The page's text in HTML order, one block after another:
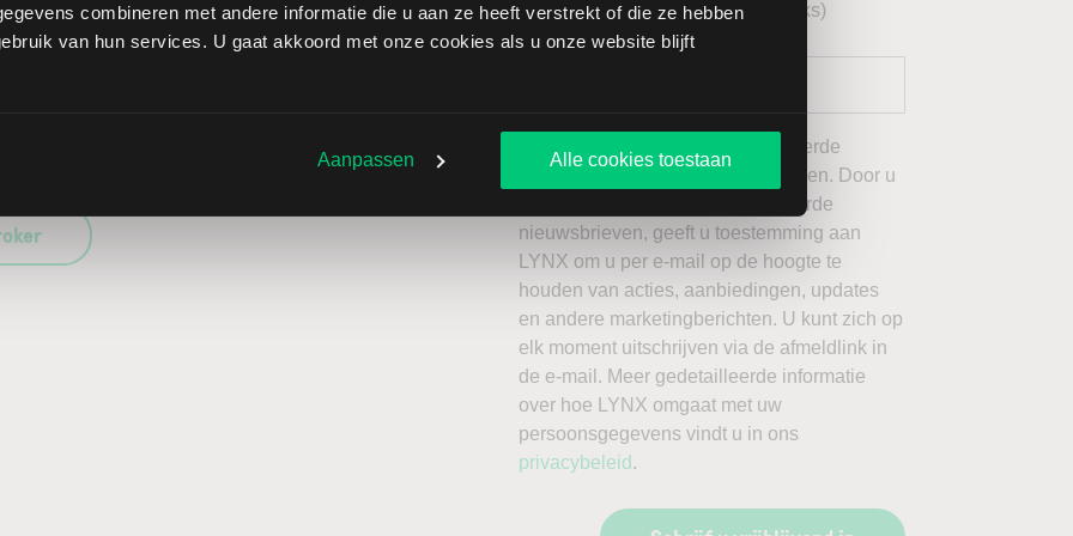
combineren met andere informatie die u aan ze heeft verstrekt of die ze hebben
van hun services. U gaat akkoord met onze cookies als u onze website blijft
Aanpassen Alle cookies toestaan
Energy Group brengt extra risico’s met zich mee: als
onbeperkt oplopen. Het is belangrijk om deze
en enkel te beleggen met kapitaal dat u kunt
Technische analyse AEX (wekelijks)
Ik wil graag de door mij geselecteerde
nieuwsbrieven van LYNX ontvangen. Door u
aan te melden voor de geselecteerde
nieuwsbrieven, geeft u toestemming aan
LYNX om u per e-mail op de hoogte te
houden van acties, aanbiedingen, updates
en andere marketingberichten. U kunt zich op
elk moment uitschrijven via de afmeldlink in
de e-mail. Meer gedetailleerde informatie
over hoe LYNX omgaat met uw
persoonsgegevens vindt u in ons
privacybeleid .